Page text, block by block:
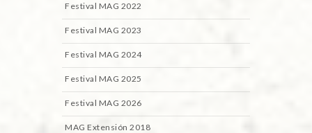
Festival MAG 2022
Festival MAG 2023
Festival MAG 2024
Festival MAG 2025
Festival MAG 2026
MAG Extensión 2018